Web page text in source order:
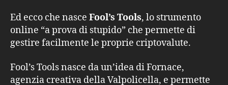
Ed ecco che nasce Fool’s Tools, lo strumento
online “a prova di stupido” che permette di
gestire facilmente le proprie criptovalute.
Fool’s Tools nasce da un’idea di Fornace,
agenzia creativa della Valpolicella, e permette